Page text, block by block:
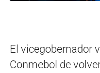
El vicegobernador
Conmebol de